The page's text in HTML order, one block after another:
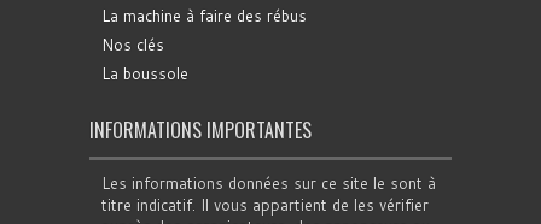
La machine à faire des rébus
Nos clés
La boussole
INFORMATIONS IMPORTANTES
Les informations données sur ce site le sont à
titre indicatif. Il vous appartient de les vérifier